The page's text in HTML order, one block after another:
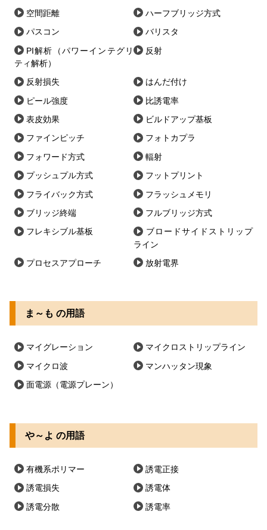
空間距離 ハーフブリッジ方式
パスコン バリスタ
PI解析（パワーインテグリ
ティ解析）
反射
反射損失 はんだ付け
ピール強度 比誘電率
表皮効果 ビルドアップ基板
ファインピッチ フォトカプラ
フォワード方式 輻射
プッシュプル方式 フットプリント
フライバック方式 フラッシュメモリ
ブリッジ終端 フルブリッジ方式
フレキシブル基板
ブロードサイドストリップ
ライン
プロセスアプローチ 放射電界
ま～も の用語
マイグレーション マイクロストリップライン
マイクロ波 マンハッタン現象
面電源（電源プレーン）
や～よ の用語
有機系ポリマー 誘電正接
誘電損失 誘電体
誘電分散 誘電率